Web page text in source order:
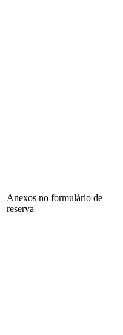
Anexos no formulário de
reserva